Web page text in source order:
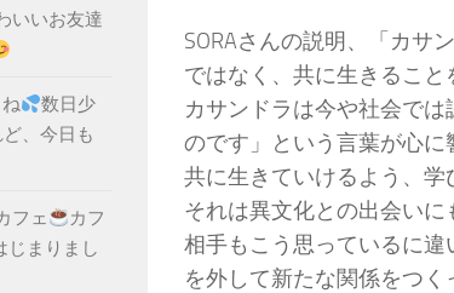
SORAさんの説明、「カサ
ではなく、共に生きること
カサンドラは今や社会で
のです」という言葉が心に
共に生きていけるよう、学
それは異文化との出会いに
相手もこう思っているに
を外して新たな関係をつく
いいお友達
数日少
、今日も
フェ
カフ
じまりまし